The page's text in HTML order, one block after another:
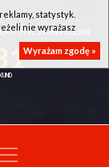
NOTEĆ INOWROCŁAW
30
statystyk.
nie wyrażasz
Wyrażam zgodę »